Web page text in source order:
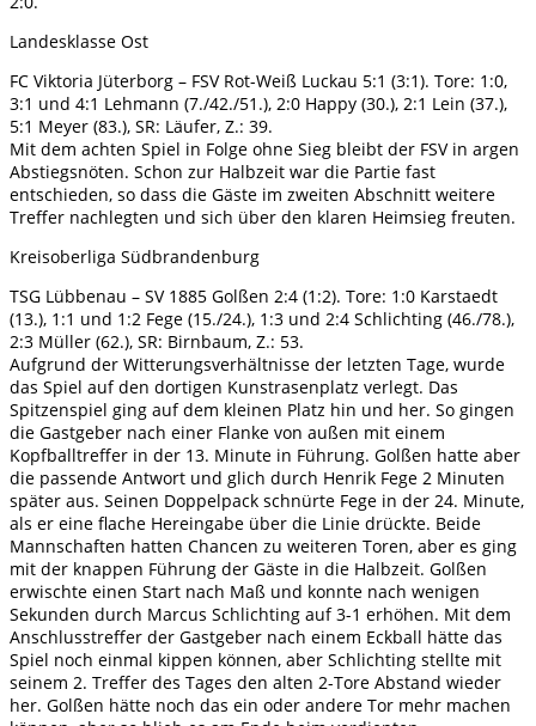
Landesklasse Ost
FC Viktoria Jüterborg – FSV Rot-Weiß Luckau 5:1 (3:1). Tore: 1:0,
3:1 und 4:1 Lehmann (7./42./51.), 2:0 Happy (30.), 2:1 Lein (37.),
5:1 Meyer (83.), SR: Läufer, Z.: 39.
Mit dem achten Spiel in Folge ohne Sieg bleibt der FSV in argen
Abstiegsnöten. Schon zur Halbzeit war die Partie fast
entschieden, so dass die Gäste im zweiten Abschnitt weitere
Treffer nachlegten und sich über den klaren Heimsieg freuten.
Kreisoberliga Südbrandenburg
TSG Lübbenau – SV 1885 Golßen 2:4 (1:2). Tore: 1:0 Karstaedt
(13.), 1:1 und 1:2 Fege (15./24.), 1:3 und 2:4 Schlichting (46./78.),
2:3 Müller (62.), SR: Birnbaum, Z.: 53.
Aufgrund der Witterungsverhältnisse der letzten Tage, wurde
das Spiel auf den dortigen Kunstrasenplatz verlegt. Das
Spitzenspiel ging auf dem kleinen Platz hin und her. So gingen
die Gastgeber nach einer Flanke von außen mit einem
Kopfballtreffer in der 13. Minute in Führung. Golßen hatte aber
die passende Antwort und glich durch Henrik Fege 2 Minuten
später aus. Seinen Doppelpack schnürte Fege in der 24. Minute,
als er eine flache Hereingabe über die Linie drückte. Beide
Mannschaften hatten Chancen zu weiteren Toren, aber es ging
mit der knappen Führung der Gäste in die Halbzeit. Golßen
erwischte einen Start nach Maß und konnte nach wenigen
Sekunden durch Marcus Schlichting auf 3-1 erhöhen. Mit dem
Anschlusstreffer der Gastgeber nach einem Eckball hätte das
Spiel noch einmal kippen können, aber Schlichting stellte mit
seinem 2. Treffer des Tages den alten 2-Tore Abstand wieder
her. Golßen hätte noch das ein oder andere Tor mehr machen